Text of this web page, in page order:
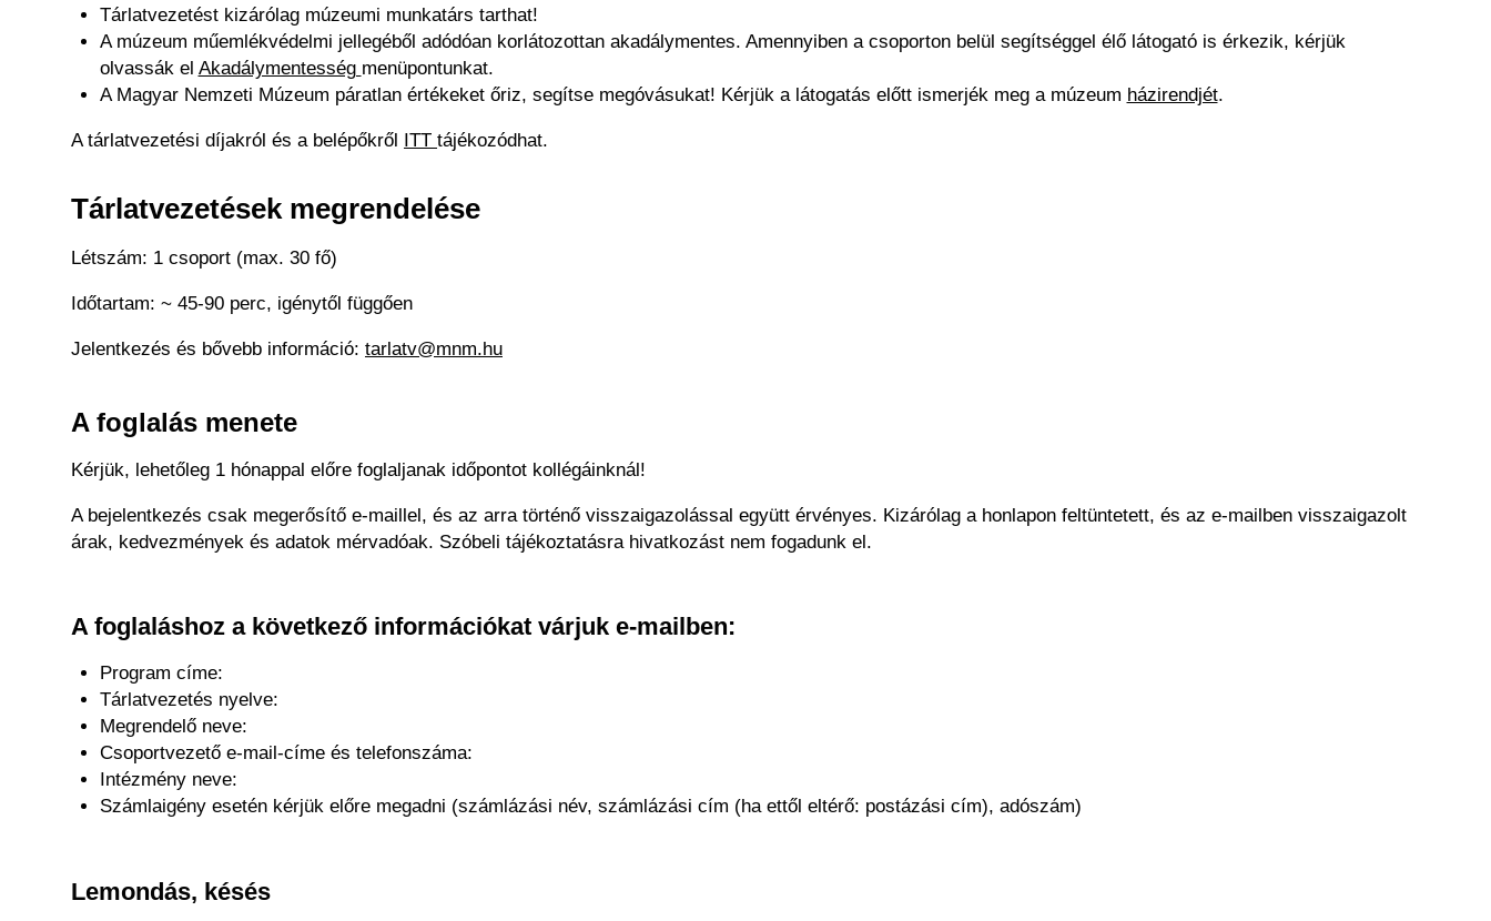
Tárlatvezetést kizárólag múzeumi munkatárs tarthat!
A múzeum műemlékvédelmi jellegéből adódóan korlátozottan akadálymentes. Amennyiben a csoporton belül segítséggel élő látogató is érkezik, kérjük
olvassák el Akadálymentesség menüpontunkat.
A Magyar Nemzeti Múzeum páratlan értékeket őriz, segítse megóvásukat! Kérjük a látogatás előtt ismerjék meg a múzeum házirendjét.
A tárlatvezetési díjakról és a belépőkről ITT tájékozódhat.
Tárlatvezetések megrendelése
Létszám: 1 csoport (max. 30 fő)
Időtartam: ~ 45-90 perc, igénytől függően
Jelentkezés és bővebb információ: tarlatv@mnm.hu
A foglalás menete
Kérjük, lehetőleg 1 hónappal előre foglaljanak időpontot kollégáinknál!
A bejelentkezés csak megerősítő e-maillel, és az arra történő visszaigazolással együtt érvényes. Kizárólag a honlapon feltüntetett, és az e-mailben visszaigazolt
árak, kedvezmények és adatok mérvadóak. Szóbeli tájékoztatásra hivatkozást nem fogadunk el.
A foglaláshoz a következő információkat várjuk e-mailben:
Program címe:
Tárlatvezetés nyelve:
Megrendelő neve:
Csoportvezető e-mail-címe és telefonszáma:
Intézmény neve:
Számlaigény esetén kérjük előre megadni (számlázási név, számlázási cím (ha ettől eltérő: postázási cím), adószám)
Lemondás, késés